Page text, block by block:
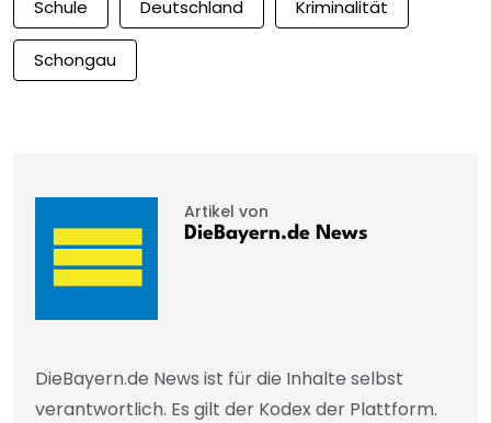
Schule Deutschland Kriminalität
Schongau
Artikel von
DieBayern.de News
DieBayern.de News ist für die Inhalte selbst
verantwortlich. Es gilt der Kodex der Plattform.